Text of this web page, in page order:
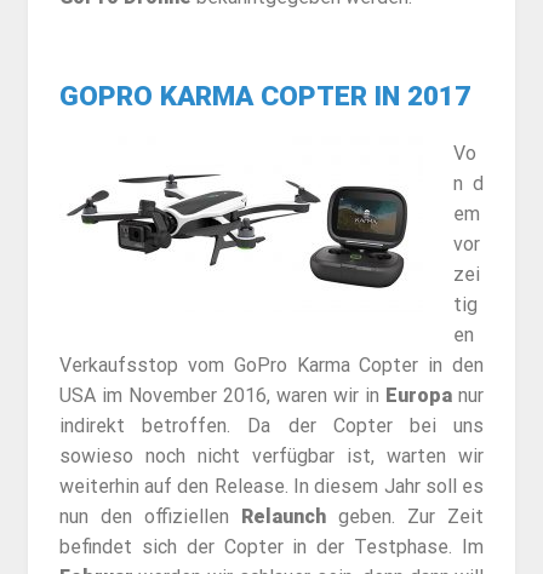
GOPRO KARMA COPTER IN 2017
Vo
n d
em
vor
zei
tig
en
Verkaufsstop vom GoPro Karma Copter in den
USA im November 2016, waren wir in Europa nur
indirekt betroffen. Da der Copter bei uns
sowieso noch nicht verfügbar ist, warten wir
weiterhin auf den Release. In diesem Jahr soll es
nun den offiziellen Relaunch geben. Zur Zeit
befindet sich der Copter in der Testphase. Im